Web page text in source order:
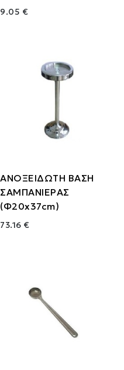
9.05 €
ΑΝΟΞΕΙΔΩΤΗ ΒΑΣΗ
ΣΑΜΠΑΝΙΕΡΑΣ
(Φ20x37cm)
73.16 €